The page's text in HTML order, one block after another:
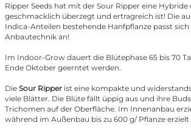
Ripper Seeds hat mit der Sour Ripper eine
geschmacklich überzegt und ertragreich ist! Die
Indica-Anteilen bestehende Hanfpflanze passt
Anbautechnik an!
Im Indoor-Grow dauert die Blütephase 65 bis 70
Ende Oktober geerntet werden.
Die Sour Ripper ist eine kompakte und
viele Blätter. Die Blüte fällt üppig aus und ihre
Trichomen auf der Oberfläche. Im Innenanbau
während im Außenbau bis zu 600 g/ Pflanze